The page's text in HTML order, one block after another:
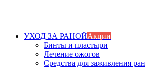
УХОД ЗА РАНОЙАкции
Бинты и пластыри
Лечение ожогов
Средства для заживления ран